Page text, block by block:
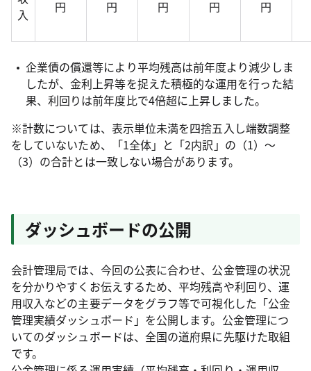
入
円
円
円
円
円
企業債の償還等により平均残高は前年度より減少しま
したが、金利上昇等を捉えた積極的な運用を行った結
果、利回りは前年度比で4倍超に上昇しました。
※計数については、表示単位未満を四捨五入し端数調整
をしていないため、「1全体」と「2内訳」の（1）～
（3）の合計とは一致しない場合があります。
ダッシュボードの公開
会計管理局では、今回の公表に合わせ、公金管理の状況
を分かりやすくお伝えするため、平均残高や利回り、運
用収入などの主要データをグラフ等で可視化した「公金
管理実績ダッシュボード」を公開します。公金管理につ
いてのダッシュボードは、全国の道府県に先駆けた取組
です。